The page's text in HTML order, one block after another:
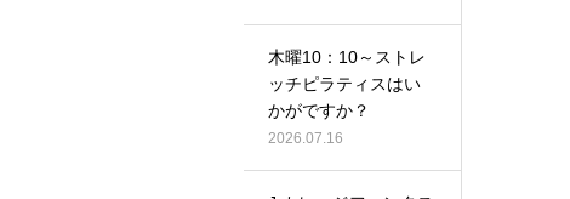
木曜10：10～ストレ
ッチピラティスはい
かがですか？
2026.07.16